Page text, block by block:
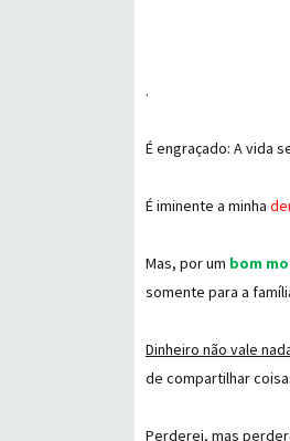
.
É engraçado: A vida
É iminente a minha
Mas, por um bom
somente para a
Dinheiro não vale
de compartilhar
Perderei, mas